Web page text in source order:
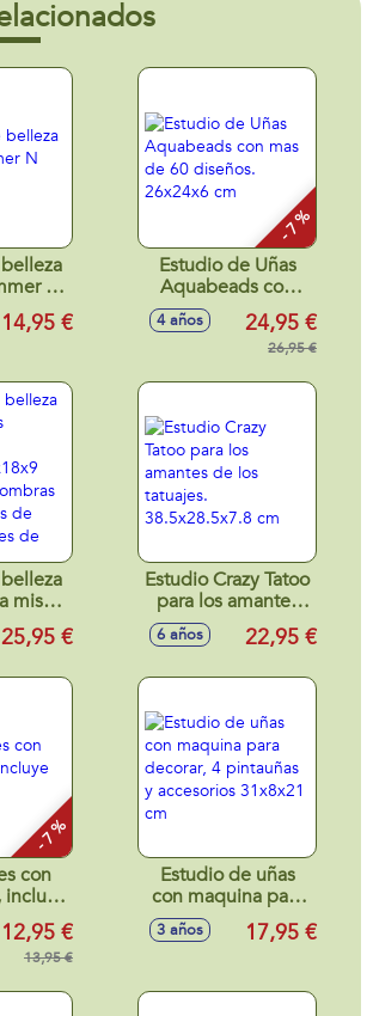
N
14,95 €
- 7 %
Estudio de Uñas
Aquabeads con
mas de 60 diseños.
26x24x6 cm
4 años 24,95 €
26,95 €
mis
de
y
25,95 €
Estudio Crazy Tatoo
para los amantes
de los tatuajes.
38.5x28.5x7.8 cm
6 años 22,95 €
- 7 %
con
incluye
12,95 €
13,95 €
Estudio de uñas
con maquina para
decorar, 4
pintauñas y
3 años 17,95 €